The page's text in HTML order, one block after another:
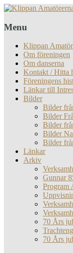
Menu
Klippan
Om föreningen
Om danserna
Kontakt / Hitta
Föreningens
Länkar till
Bilder
Bilder
Bilder
Bilder
Bilder
Bilder
Länkar
Arkiv
Gunnar
Program
70 Års
70 Års